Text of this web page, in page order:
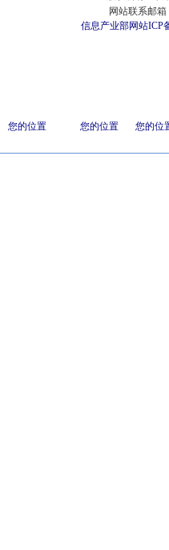
网站联系邮箱
信息产业部网站ICP
您的位置 您的位置 您的位